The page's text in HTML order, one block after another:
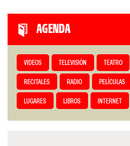
AGENDA
VIDEOS TELEVISIÓN TEATRO
RECITALES RADIO PELÍCULAS
LUGARES LIBROS INTERNET